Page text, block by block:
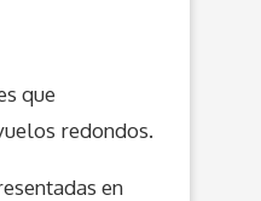
que
redondos.
en